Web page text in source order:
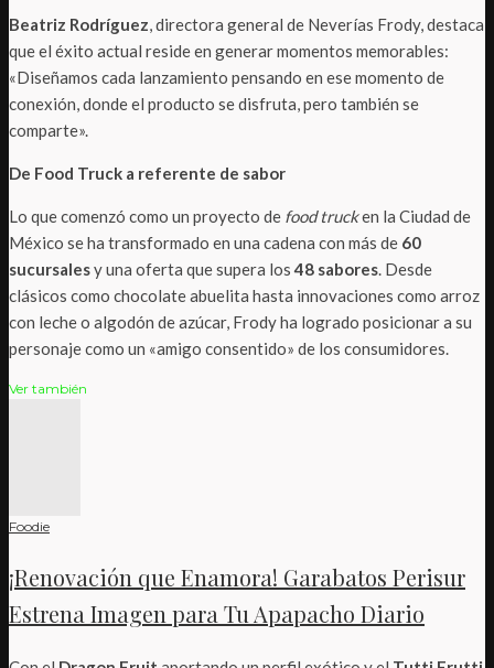
Beatriz Rodríguez, directora general de Neverías Frody, destaca
que el éxito actual reside en generar momentos memorables:
«Diseñamos cada lanzamiento pensando en ese momento de
conexión, donde el producto se disfruta, pero también se
comparte».
De Food Truck a referente de sabor
Lo que comenzó como un proyecto de food trucken la Ciudad de
México se ha transformado en una cadena con más de 60
sucursalesy una oferta que supera los48 sabores. Desde
clásicos como chocolate abuelita hasta innovaciones como arroz
con leche o algodón de azúcar, Frody ha logrado posicionar a su
personaje como un «amigo consentido» de los consumidores.
Ver también
Foodie
¡Renovación que Enamora! Garabatos Perisur
Estrena Imagen para Tu Apapacho Diario